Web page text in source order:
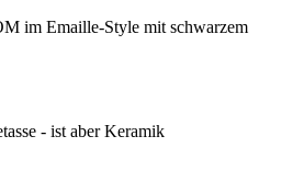
- ist aber Keramik